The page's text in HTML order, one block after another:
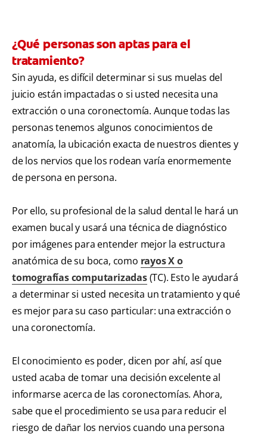
¿Qué personas son aptas para el
tratamiento?
Sin ayuda, es difícil determinar si sus muelas del
juicio están impactadas o si usted necesita una
extracción o una coronectomía. Aunque todas las
personas tenemos algunos conocimientos de
anatomía, la ubicación exacta de nuestros dientes y
de los nervios que los rodean varía enormemente
de persona en persona.
Por ello, su profesional de la salud dental le hará un
examen bucal y usará una técnica de diagnóstico
por imágenes para entender mejor la estructura
anatómica de su boca, como rayos X o
tomografías computarizadas(TC). Esto le ayudará
a determinar si usted necesita un tratamiento y qué
es mejor para su caso particular: una extracción o
una coronectomía.
El conocimiento es poder, dicen por ahí, así que
usted acaba de tomar una decisión excelente al
informarse acerca de las coronectomías. Ahora,
sabe que el procedimiento se usa para reducir el
riesgo de dañar los nervios cuando una persona